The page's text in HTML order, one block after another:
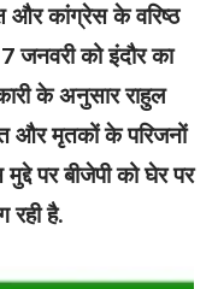
और कांग्रेस के वरिष्ठ
जनवरी को इंदौर का
के अनुसार राहुल
और मृतकों के परिजनों
पर बीजेपी को घेर पर
रही है.